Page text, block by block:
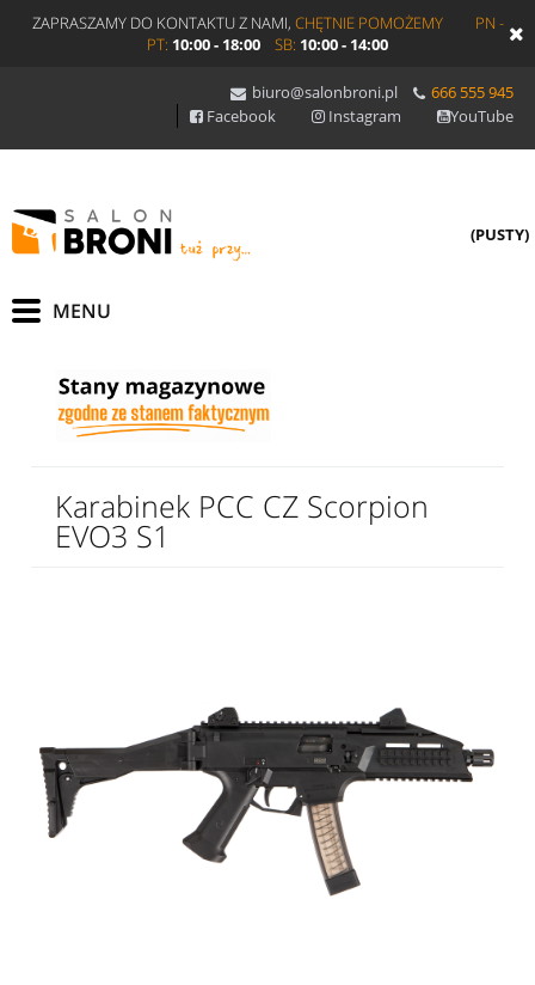
ZAPRASZAMY DO KONTAKTU Z NAMI, CHĘTNIE POMOŻEMY
PN -
PT: 10:00 - 18:00 SB: 10:00 - 14:00
biuro@salonbroni.pl
666 555 945
Facebook
Instagram YouTube
(PUSTY)
Karabinek PCC CZ Scorpion
EVO3 S1